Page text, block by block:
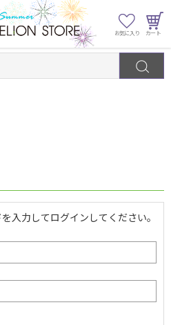
入力してログインしてください。